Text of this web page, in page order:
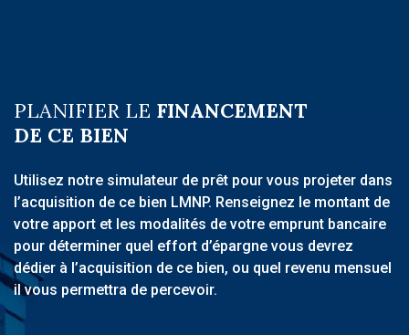
PLANIFIER LE FINANCEMENT
DE CE BIEN
Utilisez notre simulateur de prêt pour vous projeter dans
l’acquisition de ce bien LMNP. Renseignez le montant de
votre apport et les modalités de votre emprunt bancaire
pour déterminer quel effort d’épargne vous devrez
dédier à l’acquisition de ce bien, ou quel revenu mensuel
il vous permettra de percevoir.